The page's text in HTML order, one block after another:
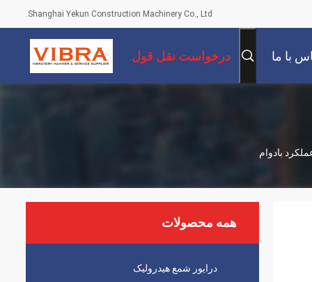
Shanghai Yekun Construction Machinery Co., Ltd.
با ما درخواست نقل قول
بادوام
همه محصولات
درایور شمع هیدرولیک